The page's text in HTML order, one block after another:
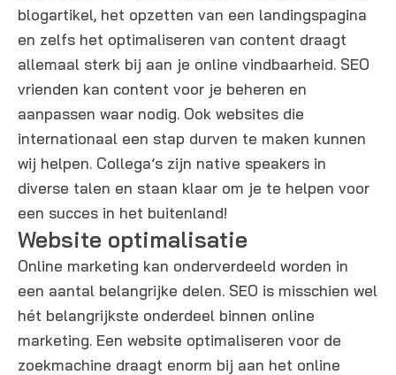
blogartikel, het opzetten van een landingspagina
en zelfs het optimaliseren van content draagt
allemaal sterk bij aan je online vindbaarheid. SEO
vrienden kan content voor je beheren en
aanpassen waar nodig. Ook websites die
internationaal een stap durven te maken kunnen
wij helpen. Collega’s zijn native speakers in
diverse talen en staan klaar om je te helpen voor
een succes in het buitenland!
Website optimalisatie​
Online marketing kan onderverdeeld worden in
een aantal belangrijke delen. SEO is misschien wel
hét belangrijkste onderdeel binnen online
marketing. Een website optimaliseren voor de
zoekmachine draagt enorm bij aan het online